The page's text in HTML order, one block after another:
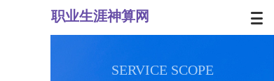
职业生涯神算网
SERVICE SCOPE